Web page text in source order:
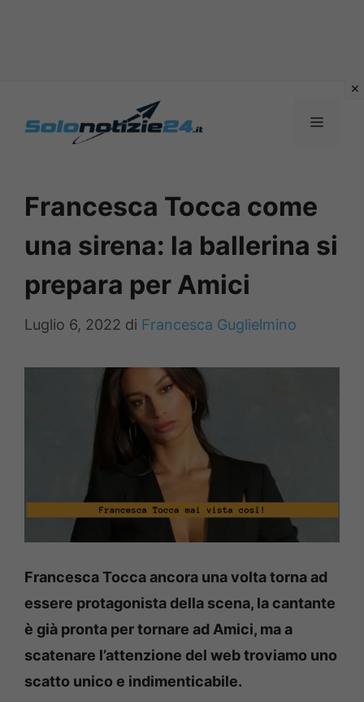
MENU
Francesca Tocca come
una sirena: la ballerina si
prepara per Amici
Luglio 6, 2022 di Francesca Guglielmino
Francesca Tocca ancora una volta torna ad
essere protagonista della scena, la cantante
è già pronta per tornare ad Amici, ma a
scatenare l’attenzione del web troviamo uno
scatto unico e indimenticabile.